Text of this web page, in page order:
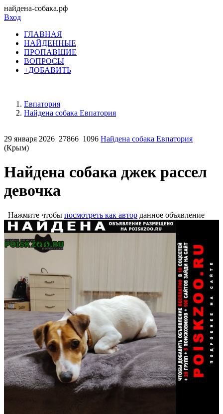
найдена-собака.рф
Вход
ГЛАВНАЯ
НАЙДЕННЫЕ
ПРОПАВШИЕ
ВОПРОСЫ
+ДОБАВИТЬ
Евпатория
Найдена собака Евпатория
29 января 2026 27866 1096 Найдена собака Евпатория
(Крым)
Найдена собака джек рассел
девочка
Нажмите чтобы посмотреть как автор данное объявление